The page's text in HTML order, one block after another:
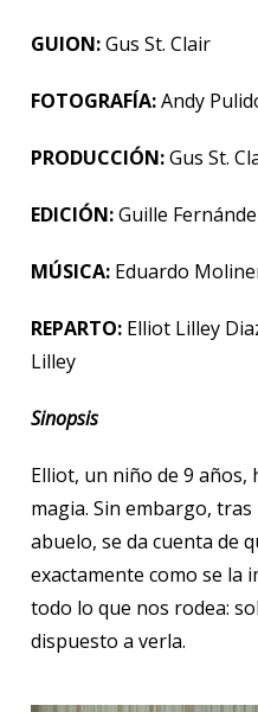
GUION:Gus St. Clair
FOTOGRAFÍA:Andy
PRODUCCIÓN:Gus St.
EDICIÓN:Guille
MÚSICA: Eduardo
REPARTO: Elliot Lilley
Lilley
Sinopsis
Elliot, un niño de 9 años,
magia. Sin embargo,
abuelo, se da cuenta de
exactamente como se la
todo lo que nos rodea:
dispuesto a verla.